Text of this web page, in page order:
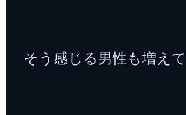
そう感じる男性も増えて